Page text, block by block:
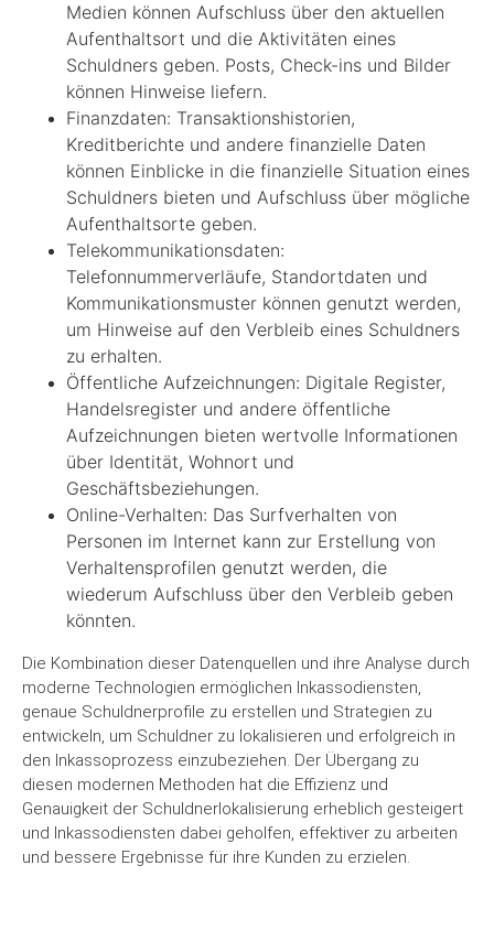
Medien können Aufschluss über den aktuellen
Aufenthaltsort und die Aktivitäten eines
Schuldners geben. Posts, Check-ins und Bilder
können Hinweise liefern.
Finanzdaten: Transaktionshistorien,
Kreditberichte und andere finanzielle Daten
können Einblicke in die finanzielle Situation eines
Schuldners bieten und Aufschluss über mögliche
Aufenthaltsorte geben.
Telekommunikationsdaten:
Telefonnummerverläufe, Standortdaten und
Kommunikationsmuster können genutzt werden,
um Hinweise auf den Verbleib eines Schuldners
zu erhalten.
Öffentliche Aufzeichnungen: Digitale Register,
Handelsregister und andere öffentliche
Aufzeichnungen bieten wertvolle Informationen
über Identität, Wohnort und
Geschäftsbeziehungen.
Online-Verhalten: Das Surfverhalten von
Personen im Internet kann zur Erstellung von
Verhaltensprofilen genutzt werden, die
wiederum Aufschluss über den Verbleib geben
könnten.
Die Kombination dieser Datenquellen und ihre Analyse durch
moderne Technologien ermöglichen Inkassodiensten,
genaue Schuldnerprofile zu erstellen und Strategien zu
entwickeln, um Schuldner zu lokalisieren und erfolgreich in
den Inkassoprozess einzubeziehen. Der Übergang zu
diesen modernen Methoden hat die Effizienz und
Genauigkeit der Schuldnerlokalisierung erheblich gesteigert
und Inkassodiensten dabei geholfen, effektiver zu arbeiten
und bessere Ergebnisse für ihre Kunden zu erzielen.